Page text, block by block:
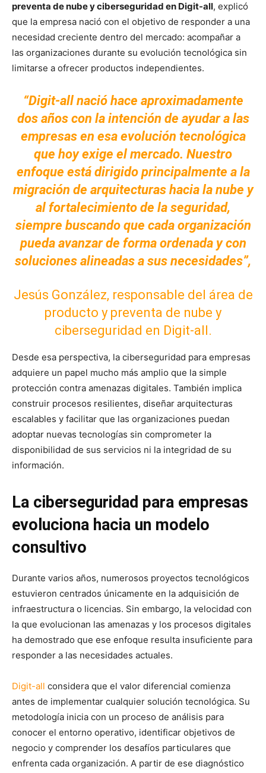
preventa de nube y ciberseguridad en Digit-all, explicó
que la empresa nació con el objetivo de responder a una
necesidad creciente dentro del mercado: acompañar a
las organizaciones durante su evolución tecnológica sin
limitarse a ofrecer productos independientes.
“Digit-all nació hace aproximadamente
dos años con la intención de ayudar a las
empresas en esa evolución tecnológica
que hoy exige el mercado. Nuestro
enfoque está dirigido principalmente a la
migración de arquitecturas hacia la nube y
al fortalecimiento de la seguridad,
siempre buscando que cada organización
pueda avanzar de forma ordenada y con
soluciones alineadas a sus necesidades”,
Jesús González, responsable del área de
producto y preventa de nube y
ciberseguridad en Digit-all.
Desde esa perspectiva, la ciberseguridad para empresas
adquiere un papel mucho más amplio que la simple
protección contra amenazas digitales. También implica
construir procesos resilientes, diseñar arquitecturas
escalables y facilitar que las organizaciones puedan
adoptar nuevas tecnologías sin comprometer la
disponibilidad de sus servicios ni la integridad de su
información.
La ciberseguridad para empresas
evoluciona hacia un modelo
consultivo
Durante varios años, numerosos proyectos tecnológicos
estuvieron centrados únicamente en la adquisición de
infraestructura o licencias. Sin embargo, la velocidad con
la que evolucionan las amenazas y los procesos digitales
ha demostrado que ese enfoque resulta insuficiente para
responder a las necesidades actuales.
Digit-all considera que el valor diferencial comienza
antes de implementar cualquier solución tecnológica. Su
metodología inicia con un proceso de análisis para
conocer el entorno operativo, identificar objetivos de
negocio y comprender los desafíos particulares que
enfrenta cada organización. A partir de ese diagnóstico